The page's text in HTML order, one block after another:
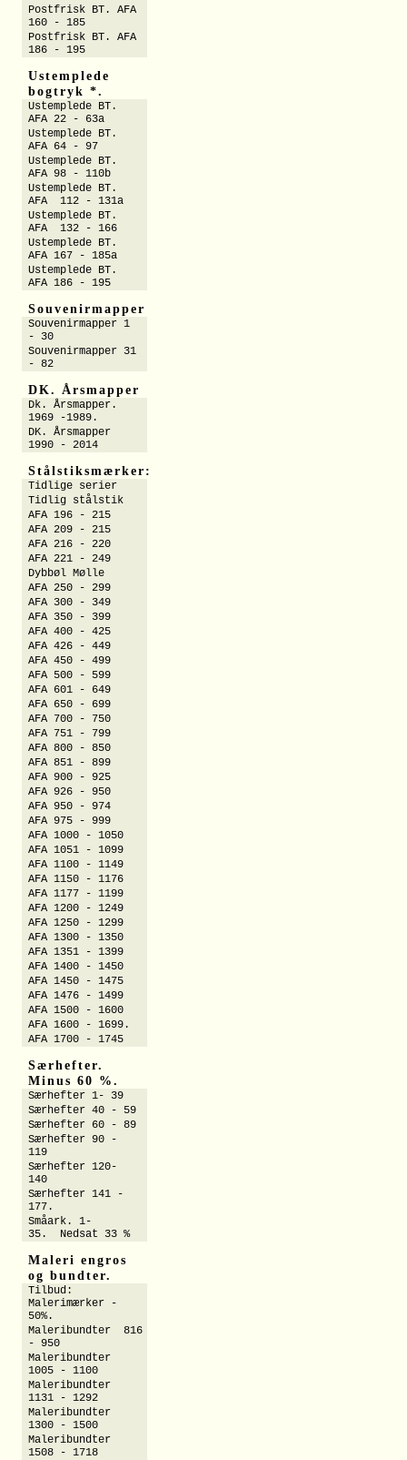
Postfrisk BT. AFA
160 - 185
Postfrisk BT. AFA
186 - 195
Ustemplede
bogtryk *.
Ustemplede BT.
AFA 22 - 63a
Ustemplede BT.
AFA 64 - 97
Ustemplede BT.
AFA 98 - 110b
Ustemplede BT.
AFA 112 - 131a
Ustemplede BT.
AFA 132 - 166
Ustemplede BT.
AFA 167 - 185a
Ustemplede BT.
AFA 186 - 195
Souvenirmapper
Souvenirmapper 1
- 30
Souvenirmapper 31
- 82
DK. Årsmapper
Dk. Årsmapper.
1969 -1989.
DK. Årsmapper
1990 - 2014
Stålstiksmærker:
Tidlige serier
Tidlig stålstik
AFA 196 - 215
AFA 209 - 215
AFA 216 - 220
AFA 221 - 249
Dybbøl Mølle
AFA 250 - 299
AFA 300 - 349
AFA 350 - 399
AFA 400 - 425
AFA 426 - 449
AFA 450 - 499
AFA 500 - 599
AFA 601 - 649
AFA 650 - 699
AFA 700 - 750
AFA 751 - 799
AFA 800 - 850
AFA 851 - 899
AFA 900 - 925
AFA 926 - 950
AFA 950 - 974
AFA 975 - 999
AFA 1000 - 1050
AFA 1051 - 1099
AFA 1100 - 1149
AFA 1150 - 1176
AFA 1177 - 1199
AFA 1200 - 1249
AFA 1250 - 1299
AFA 1300 - 1350
AFA 1351 - 1399
AFA 1400 - 1450
AFA 1450 - 1475
AFA 1476 - 1499
AFA 1500 - 1600
AFA 1600 - 1699.
AFA 1700 - 1745
Særhefter.
Minus 60 %.
Særhefter 1- 39
Særhefter 40 - 59
Særhefter 60 - 89
Særhefter 90 -
119
Særhefter 120-
140
Særhefter 141 -
177.
Småark. 1-
35. Nedsat 33 %
Maleri engros
og bundter.
Tilbud:
Malerimærker -
50%.
Maleribundter 816
- 950
Maleribundter
1005 - 1100
Maleribundter
1131 - 1292
Maleribundter
1300 - 1500
Maleribundter
1508 - 1718